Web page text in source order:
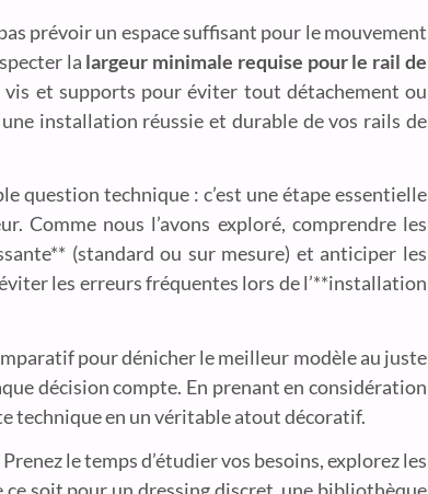
prévoir un espace suffisant pour le mouvement
la largeur minimale requise pour le rail de
vis et supports pour éviter tout détachement ou
installation réussie et durable de vos rails de
question technique : c’est une étape essentielle
Comme nous l’avons exploré, comprendre les
(standard ou sur mesure) et anticiper les
les erreurs fréquentes lors de l’**installation
pour dénicher le meilleur modèle au juste
décision compte. En prenant en considération
technique en un véritable atout décoratif.
le temps d’étudier vos besoins, explorez les